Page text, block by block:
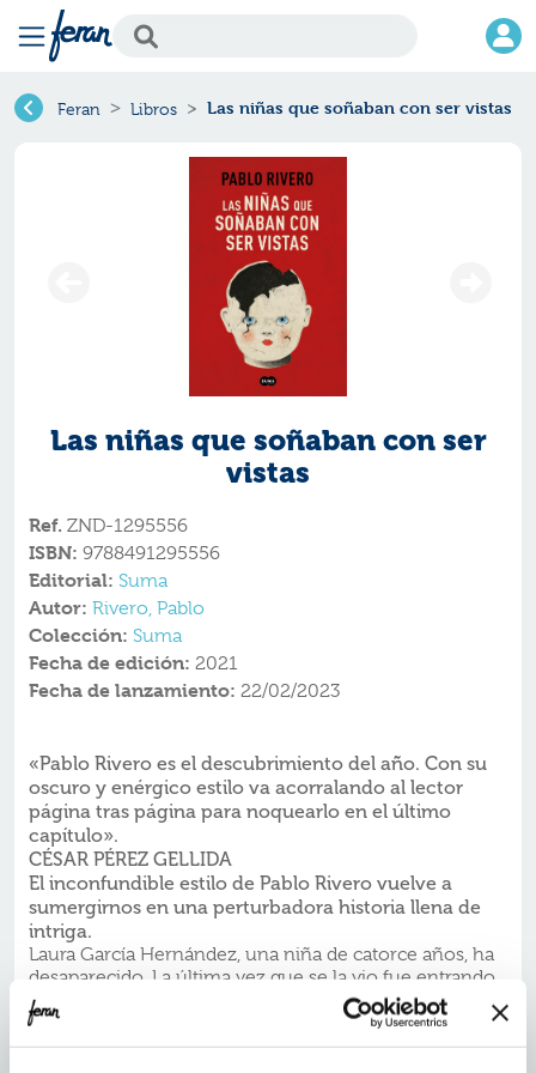
Feran Libros Las niñas que soñaban con ser vistas
Las niñas que soñaban con ser
vistas
Ref. ZND-1295556
ISBN: 9788491295556
Editorial: Suma
Autor: Rivero, Pablo
Colección: Suma
Fecha de edición: 2021
Fecha de lanzamiento: 22/02/2023
«Pablo Rivero es el descubrimiento del año. Con su
oscuro y enérgico estilo va acorralando al lector
página tras página para noquearlo en el último
capítulo».
CÉSAR PÉREZ GELLIDA
El inconfundible estilo de Pablo Rivero vuelve a
sumergirnos en una perturbadora historia llena de
intriga.
Laura García Hernández, una niña de catorce años, ha
desaparecido. La última vez que se la vio fue entrando
en un conocido centro comercial, cuando acudía a
una misteriosa cita. A los pocos días aparece
descuartizada en el aparcamiento de la planta baja. El